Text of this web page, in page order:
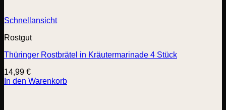
Schnellansicht
Rostgut
Thüringer Rostbrätel in Kräutermarinade 4 Stück
14,99 €
In den Warenkorb